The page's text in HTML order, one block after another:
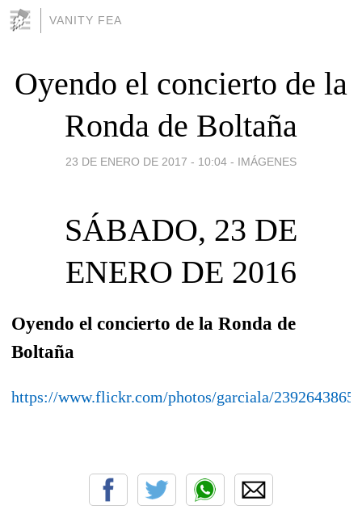
VANITY FEA
Oyendo el concierto de la
Ronda de Boltaña
23 DE ENERO DE 2017 - 10:04 - IMÁGENES
SÁBADO, 23 DE
ENERO DE 2016
Oyendo el concierto de la Ronda de
Boltaña
https://www.flickr.com/photos/garciala/23926438654